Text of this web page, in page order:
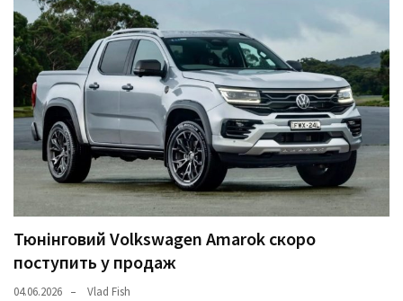
Тюнінговий Volkswagen Amarok скоро
поступить у продаж
04.06.2026 Vlad Fish